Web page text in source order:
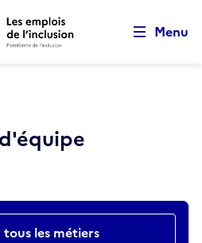
au contenu principal
Menu
les métiers